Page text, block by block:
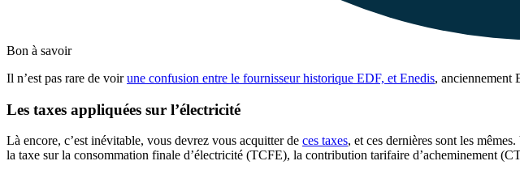
Bon à savoir
Il n’est pas rare de voirune confusion entre le fournisseur historique EDF, et Enedis, anciennement
Les taxes appliquées sur l’électricité
Là encore, c’est inévitable, vous devrez vous acquitter de ces taxes, et ces dernières sont les
la taxe sur la consommation finale d’électricité (TCFE), la contribution tarifaire d’acheminement